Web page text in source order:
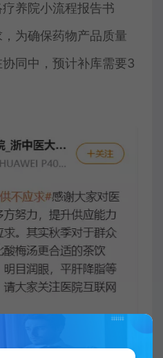
养院小流程报告书
为确保药物产品质量
同中，预计补库需要3
工作人员对中新经纬